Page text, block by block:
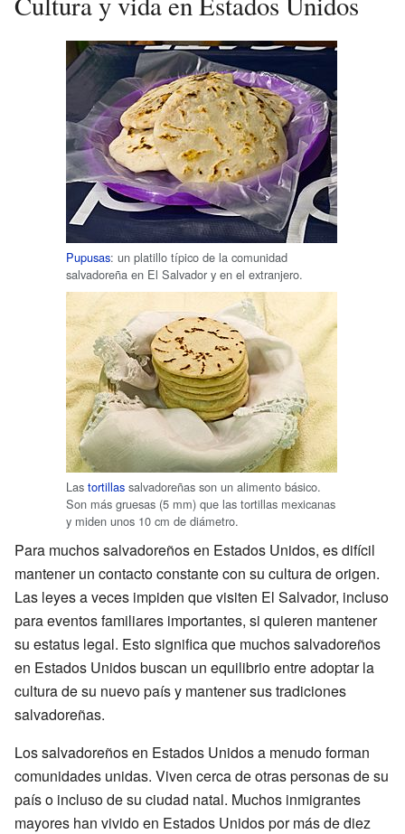
Pupusas: un platillo típico de la comunidad
salvadoreña en El Salvador y en el extranjero.
Las tortillas salvadoreñas son un alimento básico.
Son más gruesas (5 mm) que las tortillas mexicanas
y miden unos 10 cm de diámetro.
Para muchos salvadoreños en Estados Unidos, es difícil
mantener un contacto constante con su cultura de origen.
Las leyes a veces impiden que visiten El Salvador, incluso
para eventos familiares importantes, si quieren mantener
su estatus legal. Esto significa que muchos salvadoreños
en Estados Unidos buscan un equilibrio entre adoptar la
cultura de su nuevo país y mantener sus tradiciones
salvadoreñas.
Los salvadoreños en Estados Unidos a menudo forman
comunidades unidas. Viven cerca de otras personas de su
país o incluso de su ciudad natal. Muchos inmigrantes
mayores han vivido en Estados Unidos por más de diez